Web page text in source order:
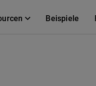
Beispiele